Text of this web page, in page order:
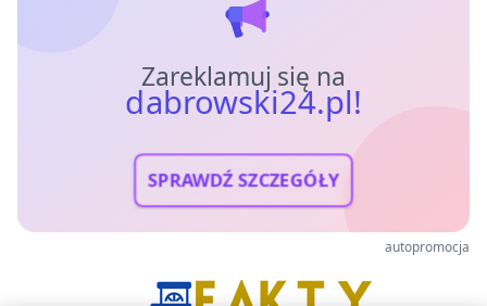
Zareklamuj się na
dabrowski24.pl!
SPRAWDŹ SZCZEGÓŁY
autopromocja